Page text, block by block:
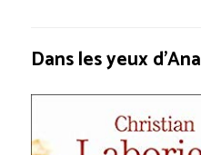
Dans les yeux d’Ana